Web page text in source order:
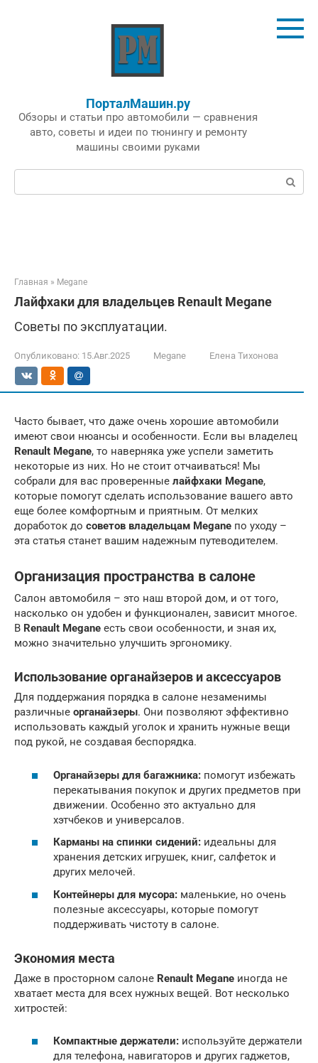
ПорталМашин.ру
Обзоры и статьи про автомобили — сравнения
авто, советы и идеи по тюнингу и ремонту
машины своими руками
Поиск:
Главная » Megane
Лайфхаки для владельцев Renault Megane
Советы по эксплуатации.
Опубликовано: 15.Авг.2025 Megane Елена Тихонова
Часто бывает, что даже очень хорошие автомобили
имеют свои нюансы и особенности. Если вы владелец
Renault Megane, то наверняка уже успели заметить
некоторые из них. Но не стоит отчаиваться! Мы
собрали для вас проверенные лайфхаки Megane,
которые помогут сделать использование вашего авто
еще более комфортным и приятным. От мелких
доработок до советов владельцам Megane по уходу –
эта статья станет вашим надежным путеводителем.
Организация пространства в салоне
Салон автомобиля – это наш второй дом, и от того,
насколько он удобен и функционален, зависит многое.
В Renault Megane есть свои особенности, и зная их,
можно значительно улучшить эргономику.
Использование органайзеров и аксессуаров
Для поддержания порядка в салоне незаменимы
различные органайзеры. Они позволяют эффективно
использовать каждый уголок и хранить нужные вещи
под рукой, не создавая беспорядка.
Органайзеры для багажника: помогут избежать
перекатывания покупок и других предметов при
движении. Особенно это актуально для
хэтчбеков и универсалов.
Карманы на спинки сидений: идеальны для
хранения детских игрушек, книг, салфеток и
других мелочей.
Контейнеры для мусора: маленькие, но очень
полезные аксессуары, которые помогут
поддерживать чистоту в салоне.
Экономия места
Даже в просторном салоне Renault Megane иногда не
хватает места для всех нужных вещей. Вот несколько
хитростей:
Компактные держатели: используйте держатели
для телефона, навигаторов и других гаджетов,